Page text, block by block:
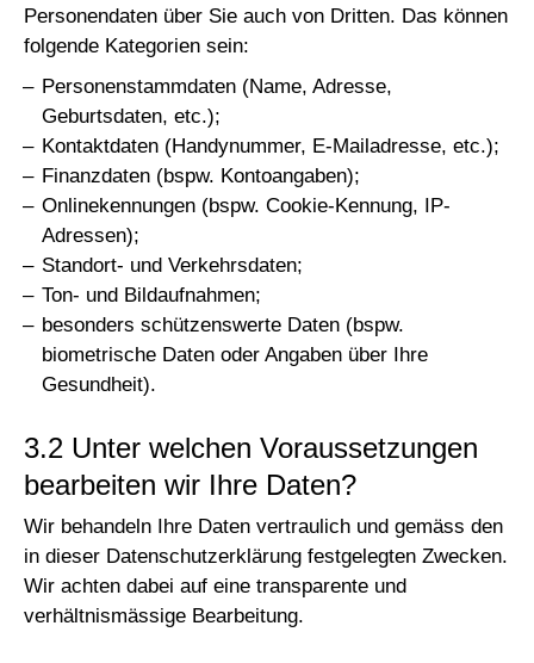
Personendaten über Sie auch von Dritten. Das können
folgende Kategorien sein:
Personenstammdaten (Name, Adresse,
Geburtsdaten, etc.);
Kontaktdaten (Handynummer, E-Mailadresse, etc.);
Finanzdaten (bspw. Kontoangaben);
Onlinekennungen (bspw. Cookie-Kennung, IP-
Adressen);
Standort- und Verkehrsdaten;
Ton- und Bildaufnahmen;
besonders schützenswerte Daten (bspw.
biometrische Daten oder Angaben über Ihre
Gesundheit).
3.2 Unter welchen Voraussetzungen
bearbeiten wir Ihre Daten?
Wir behandeln Ihre Daten vertraulich und gemäss den
in dieser Datenschutzerklärung festgelegten Zwecken.
Wir achten dabei auf eine transparente und
verhältnismässige Bearbeitung.